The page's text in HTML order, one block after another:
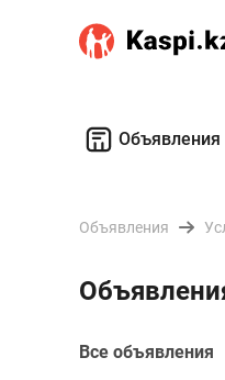
Объявления
Объявления
Все объявления